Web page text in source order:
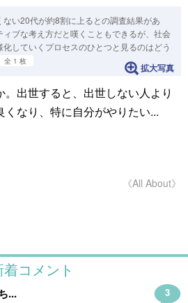
ない20代が約8割に上るとの調査結果があ
ィブな考え方だと嘆くこともできるが、社会
化していくプロセスのひとつと見るのはどう
全 1 枚
拡大写真
出世すると、出世しない人より
くなり、特に自分がやりたい...
《All About》